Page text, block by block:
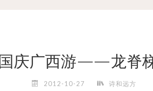
国庆广西游——龙脊
2012-10-27 诗和远方